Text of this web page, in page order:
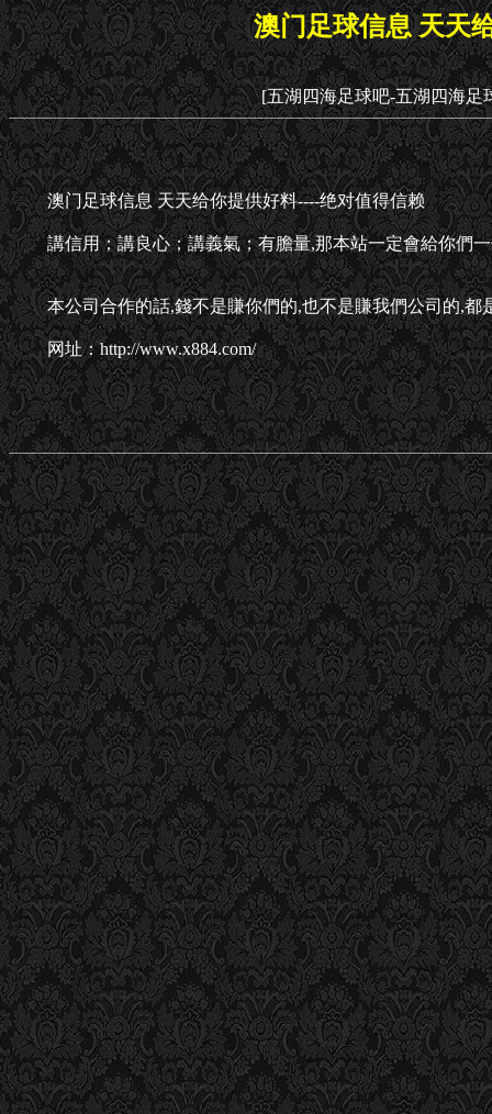
澳门足球信息 天天
[五湖四海足球吧-五湖四海足
澳门足球信息 天天给你提供好料----绝对值得信赖
講信用；講良心；講義氣；有膽量,那本站一定會給你們
本公司合作的話,錢不是賺你們的,也不是賺我們公司的,
网址：http://www.x884.com/